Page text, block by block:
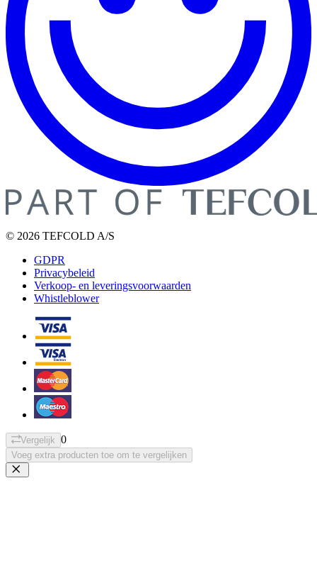
© 2026 TEFCOLD A/S
GDPR
Privacybeleid
Verkoop- en leveringsvoorwaarden
Whistleblower
Vergelijk 0
Voeg extra producten toe om te vergelijken